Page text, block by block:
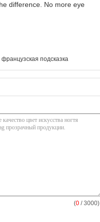
difference. No more eye
французская подсказка
(0 / 3000)